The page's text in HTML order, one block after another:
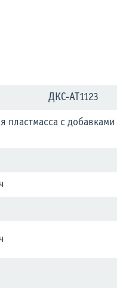
ДКС-АТ1123
пластмасса с